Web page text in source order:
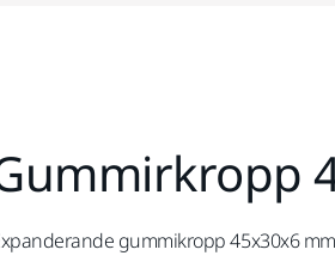
gummikropp 45x30x6